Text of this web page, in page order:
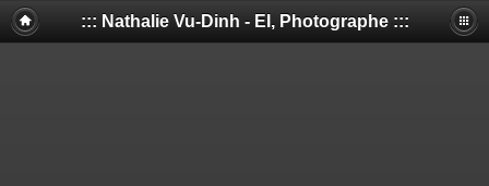
::: Nathalie Vu-Dinh - EI, Photographe :::